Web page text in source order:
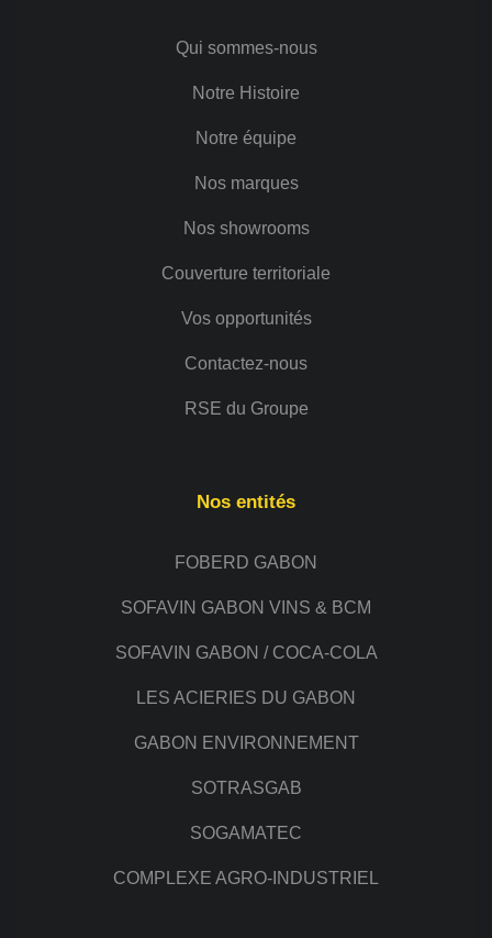
Qui sommes-nous
Notre Histoire
Notre équipe
Nos marques
Nos showrooms
Couverture territoriale
Vos opportunités
Contactez-nous
RSE du Groupe
Nos entités
FOBERD GABON
SOFAVIN GABON VINS & BCM
SOFAVIN GABON / COCA-COLA
LES ACIERIES DU GABON
GABON ENVIRONNEMENT
SOTRASGAB
SOGAMATEC
COMPLEXE AGRO-INDUSTRIEL